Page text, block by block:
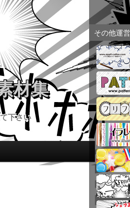
材集
下さい
その他運